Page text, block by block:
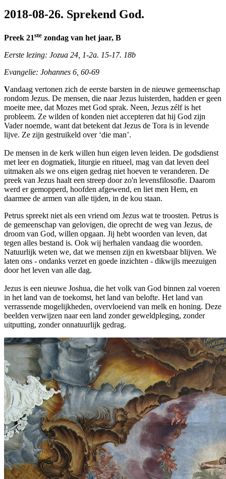
2018-08-26. Sprekend God.
Preek 21ste zondag van het jaar, B
Eerste lezing: Jozua 24, 1-2a. 15-17. 18b
Evangelie: Johannes 6, 60-69
Vandaag vertonen zich de eerste barsten in de nieuwe gemeenschap
rondom Jezus. De mensen, die naar Jezus luisterden, hadden er geen
moeite mee, dat Mozes met God sprak. Neen, Jezus zélf is het
probleem. Ze wilden of konden niet accepteren dat hij God zijn
Vader noemde, want dat betekent dat Jezus de Tora is in levende
lijve. Ze zijn gestruikeld over ‘die man’.
De mensen in de kerk willen hun eigen leven leiden. De godsdienst
met leer en dogmatiek, liturgie en ritueel, mag van dat leven deel
uitmaken als we ons eigen gedrag niet hoeven te veranderen. De
preek van Jezus haalt een streep door zo'n levensfilosofie. Daarom
werd er gemopperd, hoofden afgewend, en liet men Hem, en
daarmee de armen van alle tijden, in de kou staan.
Petrus spreekt niet als een vriend om Jezus wat te troosten. Petrus is
de gemeenschap van gelovigen, die oprecht de weg van Jezus, de
droom van God, willen opgaan. Jij hebt woorden van leven, dat
tegen alles bestand is. Ook wij herhalen vandaag die woorden.
Natuurlijk weten we, dat we mensen zijn en kwetsbaar blijven. We
laten ons - ondanks verzet en goede inzichten - dikwijls meezuigen
door het leven van alle dag.
Jezus is een nieuwe Joshua, die het volk van God binnen zal voeren
in het land van de toekomst, het land van belofte. Het land van
verrassende mogelijkheden, overvloeiend van melk en honing. Deze
beelden verwijzen naar een land zonder geweldpleging, zonder
uitputting, zonder onnatuurlijk gedrag.